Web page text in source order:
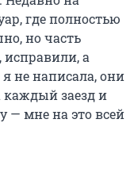
где полностью
но часть
исправили, а
я не написала, они
каждый заезд и
— мне на это всей